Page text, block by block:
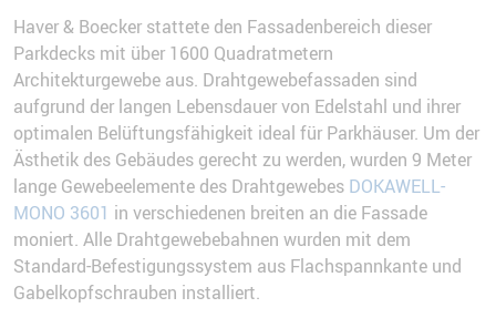
Haver & Boecker stattete den Fassadenbereich dieser
Parkdecks mit über 1600 Quadratmetern
Architekturgewebe aus. Drahtgewebefassaden sind
aufgrund der langen Lebensdauer von Edelstahl und ihrer
optimalen Belüftungsfähigkeit ideal für Parkhäuser. Um der
Ästhetik des Gebäudes gerecht zu werden, wurden 9 Meter
lange Gewebeelemente des Drahtgewebes DOKAWELL-
MONO 3601 in verschiedenen breiten an die Fassade
moniert. Alle Drahtgewebebahnen wurden mit dem
Standard-Befestigungssystem aus Flachspannkante und
Gabelkopfschrauben installiert.